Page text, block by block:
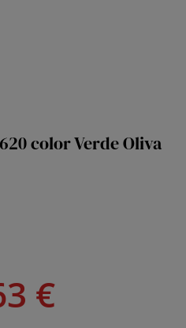
color Verde Oliva
€